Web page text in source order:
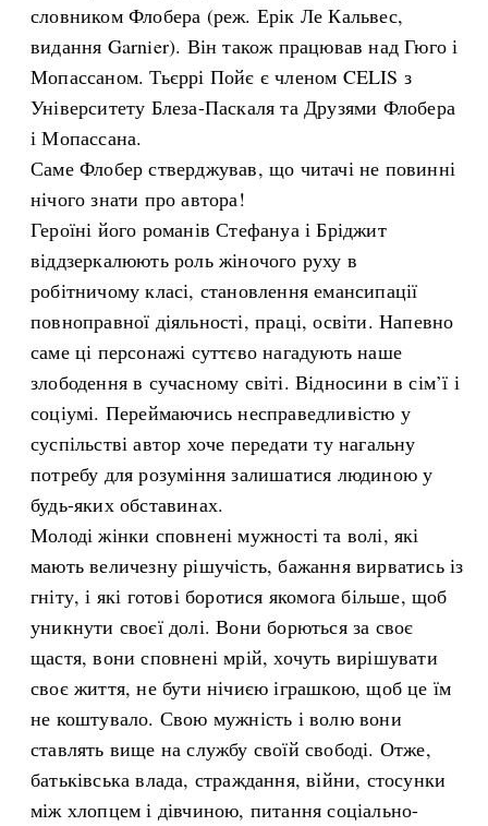
словником Флобера (реж. Ерік Ле Кальвес,
видання Garnier). Він також працював над Гюго і
Мопассаном. Тьєррі Пойє є членом CELIS з
Університету Блеза-Паскаля та Друзями Флобера
і Мопассана.
Саме Флобер стверджував, що читачі не повинні
нічого знати про автора!
Героїні його романів Стефануа і Бріджит
віддзеркалюють роль жіночого руху в
робітничому класі, становлення емансипації
повноправної діяльності, праці, освіти. Напевно
саме ці персонажі суттєво нагадують наше
злободення в сучасному світі. Відносини в сім’ї і
соціумі. Переймаючись несправедливістю у
суспільстві автор хоче передати ту нагальну
потребу для розуміння залишатися людиною у
будь-яких обставинах.
Молоді жінки сповнені мужності та волі, які
мають величезну рішучість, бажання вирватись із
гніту, і які готові боротися якомога більше, щоб
уникнути своєї долі. Вони борються за своє
щастя, вони сповнені мрій, хочуть вирішувати
своє життя, не бути нічиєю іграшкою, щоб це їм
не коштувало. Свою мужність і волю вони
ставлять вище на службу своїй свободі. Отже,
батьківська влада, страждання, війни, стосунки
між хлопцем і дівчиною, питання соціально-